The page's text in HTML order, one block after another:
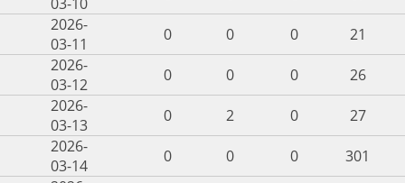
2026-
03-11
0 0 0
21
2026-
03-12
0 0 0
26
2026-
03-13
0 2 0
27
2026-
03-14
0 0 0
301